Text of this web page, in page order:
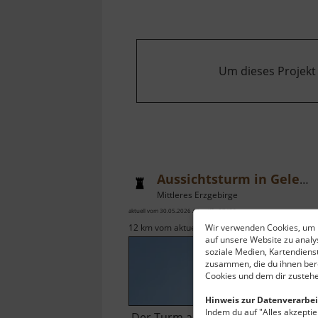
Wir verwenden Cookies,
auf unsere Website zu
soziale Medien,
zusammen, die du ihnen
Cookies und dem dir
Hinweis zur
Indem du auf "Alles
Um dieses
Aussichtsturm in Gelenau
Mittleres Erzgebirge
aktuell vom 30.05.2026 / Zugriffe: 37438
12 km vom aktuellen Standort